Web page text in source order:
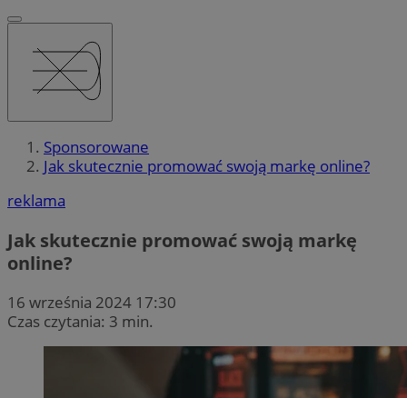
Sponsorowane
Jak skutecznie promować swoją markę online?
reklama
Jak skutecznie promować swoją markę
online?
16 września 2024 17:30
Czas czytania: 3 min.